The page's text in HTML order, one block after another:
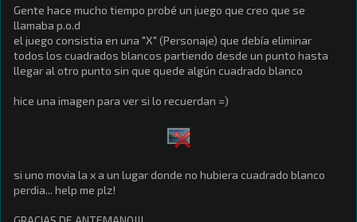
Gente hace mucho tiempo probé un juego que creo que se
llamaba p.o.d
el juego consistia en una "X" (Personaje) que debía eliminar
todos los cuadrados blancos partiendo desde un punto hasta
llegar al otro punto sin que quede algún cuadrado blanco
hice una imagen para ver si lo recuerdan =)
si uno movia la x a un lugar donde no hubiera cuadrado blanco
perdia... help me plz!